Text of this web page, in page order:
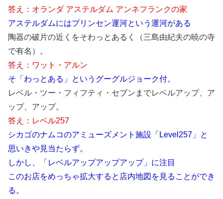
答え：オランダ アステルダム アンネフランクの家
アステルダムにはプリンセン運河という運河がある
陶器の破片の近くをそわっとあるく（三島由紀夫の暁の寺
で有名）。
答え：ワット・アルン
そ「わっとある」というグーグルジョーク付。
レベル・ツー・フィフティ・セブンまでレベルアップ、ア
ップ、アップ。
答え：レベル257
シカゴのナムコのアミューズメント施設「Level257」と
思いきや見当たらず。
しかし、「レベルアップアップアップ」に注目
このお店をめっちゃ拡大すると店内地図を見ることができ
る。